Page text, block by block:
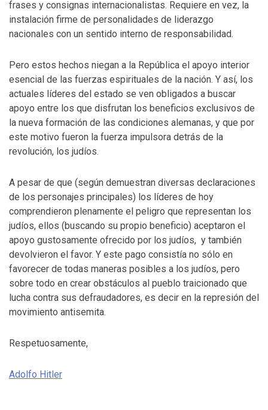
frases y consignas internacionalistas. Requiere en vez, la
instalación firme de personalidades de liderazgo
nacionales con un sentido interno de responsabilidad.
Pero estos hechos niegan a la República el apoyo interior
esencial de las fuerzas espirituales de la nación. Y así, los
actuales líderes del estado se ven obligados a buscar
apoyo entre los que disfrutan los beneficios exclusivos de
la nueva formación de las condiciones alemanas, y que por
este motivo fueron la fuerza impulsora detrás de la
revolución, los judíos.
A pesar de que (según demuestran diversas declaraciones
de los personajes principales) los líderes de hoy
comprendieron plenamente el peligro que representan los
judíos, ellos (buscando su propio beneficio) aceptaron el
apoyo gustosamente ofrecido por los judíos, y también
devolvieron el favor. Y este pago consistía no sólo en
favorecer de todas maneras posibles a los judíos, pero
sobre todo en crear obstáculos al pueblo traicionado que
lucha contra sus defraudadores, es decir en la represión del
movimiento antisemita.
Respetuosamente,
Adolfo Hitler